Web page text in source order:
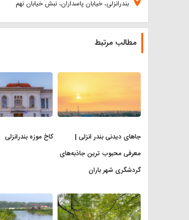
بندرانزلی، خیابان پاسداران، نبش خیابان نهم
مطالب مرتبط
جاهای دیدنی بندر انزلی |
معرفی محبوب ترین جاذبه‌های
گردشگری شهر باران
کاخ موزه بندرانزلی